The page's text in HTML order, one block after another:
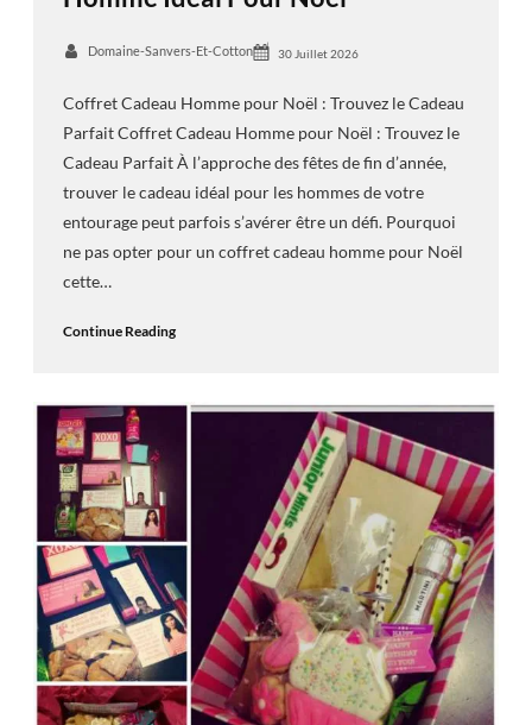
Domaine-Sanvers-Et-Cotton 30 Juillet 2026
Coffret Cadeau Homme pour Noël : Trouvez le Cadeau
Parfait Coffret Cadeau Homme pour Noël : Trouvez le
Cadeau Parfait À l’approche des fêtes de fin d’année,
trouver le cadeau idéal pour les hommes de votre
entourage peut parfois s’avérer être un défi. Pourquoi
ne pas opter pour un coffret cadeau homme pour Noël
cette…
Continue Reading